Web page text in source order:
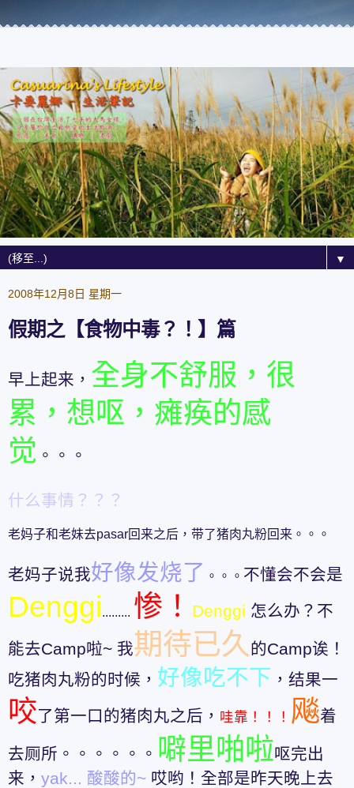
▼
2008年12月8日 星期一
假期之【食物中毒？！】篇
早上起来， 全身不舒服，很
累，想呕，瘫痪的感
觉 。。。
什么事情？？？
老妈子和老妹去pasar回来之后，带了猪肉丸粉回来。。。
老妈子说我好像发烧了 。。。 不懂会不会是
Denggi......... 惨！ Denggi 怎么办？不
能去Camp啦~ 我期待已久 的Camp诶！
吃猪肉丸粉的时候， 好像吃不下 ，结果一
咬了第一口的猪肉丸之后， 哇靠！！！ 飚着
去厕所。。。。。。 噼里啪啦呕完出
来， yak... 酸酸的~ 哎哟！全部是昨天晚上去